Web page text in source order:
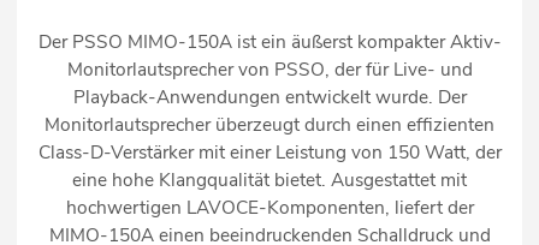
Der PSSO MIMO-150A ist ein äußerst kompakter Aktiv-
Monitorlautsprecher von PSSO, der für Live- und
Playback-Anwendungen entwickelt wurde. Der
Monitorlautsprecher überzeugt durch einen effizienten
Class-D-Verstärker mit einer Leistung von 150 Watt, der
eine hohe Klangqualität bietet. Ausgestattet mit
hochwertigen LAVOCE-Komponenten, liefert der
MIMO-150A einen beeindruckenden Schalldruck und